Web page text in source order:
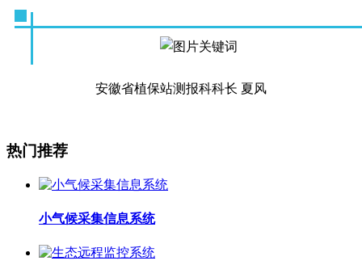
安徽省植保站测报科科长 夏风
热门推荐
小气候采集信息系统